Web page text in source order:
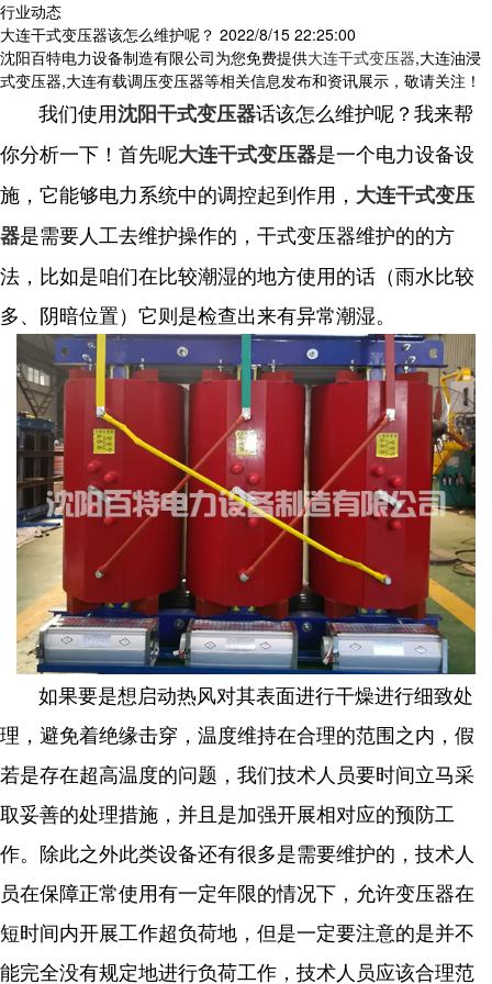
行业动态
大连干式变压器该怎么维护呢？ 2022/8/15 22:25:00
沈阳百特电力设备制造有限公司为您免费提供大连干式变压器,大连油浸
式变压器,大连有载调压变压器等相关信息发布和资讯展示，敬请关注！
我们使用沈阳干式变压器话该怎么维护呢？我来帮
你分析一下！首先呢大连干式变压器是一个电力设备设
施，它能够电力系统中的调控起到作用， 大连干式变压
器是需要人工去维护操作的，干式变压器维护的的方
法，比如是咱们在比较潮湿的地方使用的话（雨水比较
多、阴暗位置）它则是检查出来有异常潮湿。
如果要是想启动热风对其表面进行干燥进行细致处
理，避免着绝缘击穿，温度维持在合理的范围之内，假
若是存在超高温度的问题，我们技术人员要时间立马采
取妥善的处理措施，并且是加强开展相对应的预防工
作。除此之外此类设备还有很多是需要维护的，技术人
员在保障正常使用有一定年限的情况下，允许变压器在
短时间内开展工作超负荷地，但是一定要注意的是并不
能完全没有规定地进行负荷工作，技术人员应该合理范